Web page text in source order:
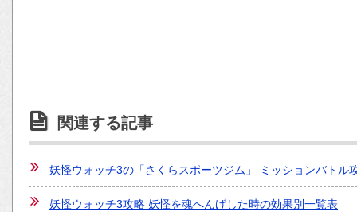
関連する記事
妖怪ウォッチ3の「さくらスポーツジム」 ミッションバトル
妖怪ウォッチ3攻略 妖怪を魂へんげした時の効果別一覧表